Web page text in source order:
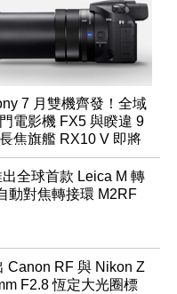
7 月雙機齊發！全域
電影機 FX5 與睽違 9
焦旗艦 RX10 V 即將
全球首款 Leica M 轉
動對焦轉接環 M2RF
Canon RF 與 Nikon Z
F2.8 恆定大光圈標